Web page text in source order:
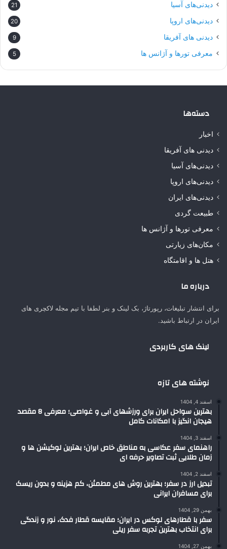
دیدنی‌های آسیا 21
دیدنی‌های اروپا 20
دیدنی های آفریقا 9
معرفی تورها و آژانس ها 5
دسته‌ها
اخبار
دیدنی های آفریقا
دیدنی‌های آسیا
دیدنی‌های اروپا
دیدنی‌های ایران
طبیعت گردی
معرفی تورها و آژانس ها
مکان‌های زیارتی
هتل ها و اقامتگاه
درباره ما
برای انتشار تبلیغات، رپورتاژ، بک لینک و بنر لطفا با تیم مجله لاکچری های
ایران در ارتباط باشید.
لینک های کاربردی
نوشته های تازه
اسفند 4, 1404
بهترین سواحل ایران برای ورزشهای آبی و غواصی؛ معرفی 8 مقصد
هیجان انگیز با امکانات کامل
اسفند 3, 1404
راهنمای سفر عکاسی به مناطق خاص ایران؛ بهترین لوکیشن ها و
زمان طلایی ثبت تصاویر حرفه ای
اسفند 2, 1404
تبدیل ارز در سفر؛ بهترین روش های مطمئن، کم هزینه و بدون ریسک
برای مسافران ایرانی
بهمن 29, 1404
سفر با قطارهای لوکس در ایران؛ مقایسه قطار فدک، نور و زندگی
برای انتخاب بهترین تجربه سفر ریلی
بهمن 27, 1404